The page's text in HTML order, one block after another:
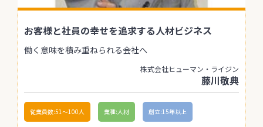
お客様と社員の幸せを追求する人材ビジネス
働く意味を積み重ねられる会社へ
株式会社ヒューマン・ライジン
藤川敬典
従業員数:51〜100人 業種:人材 創立:15年以上